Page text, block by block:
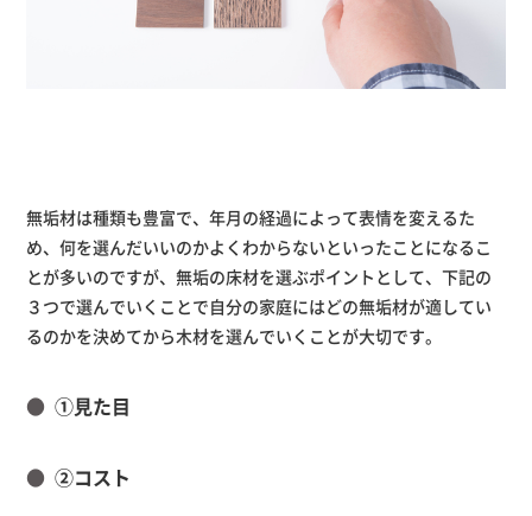
無垢材は種類も豊富で、年月の経過によって表情を変えるた
め、何を選んだいいのかよくわからないといったことになるこ
とが多いのですが、無垢の床材を選ぶポイントとして、下記の
３つで選んでいくことで自分の家庭にはどの無垢材が適してい
るのかを決めてから木材を選んでいくことが大切です。
①見た目
②コスト